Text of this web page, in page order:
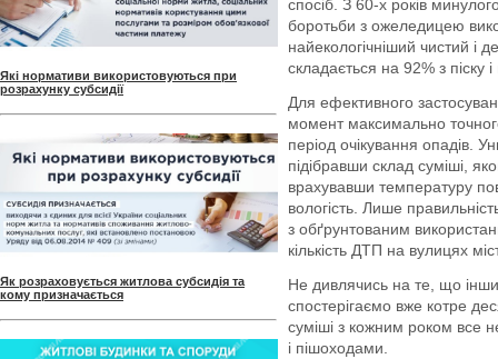
Які нормативи використовуються при
розрахунку субсидії
Як розраховується житлова субсидія та
кому призначається
спосіб. З 60-х років
боротьби з ожеледицею
найекологічніший чистий і
складається на 92% з піску
Для ефективного
момент максимально
період очікування опадів.
підібравши склад суміші,
врахувавши температуру
вологість. Лише
з обґрунтованим
кількість ДТП на вулицях
Не дивлячись на те, що
спостерігаємо вже котре
суміші з кожним роком все
і пішоходами.